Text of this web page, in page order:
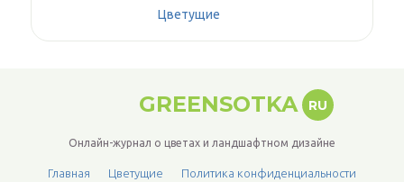
Цветущие
GREENSOTKA RU
Онлайн-журнал о цветах и ландшафтном дизайне
Главная Цветущие Политика конфиденциальности